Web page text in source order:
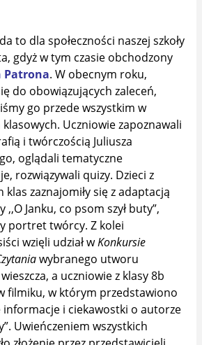
to dla społeczności naszej szkoły
gdyż w tym czasie obchodzony
Patrona. W obecnym roku,
do obowiązujących zaleceń,
go przede wszystkim w
klasowych. Uczniowie zapoznawali
i twórczością Juliusza
oglądali tematyczne
rozwiązywali quizy. Dzieci z
klas zaznajomiły się z adaptacją
,,O Janku, co psom szył buty”,
portret twórcy. Z kolei
wzięli udział wKonkursie
wybranego utworu
a uczniowie z klasy 8b
filmiku, w którym przedstawiono
informacje i ciekawostki o autorze
Uwieńczeniem wszystkich